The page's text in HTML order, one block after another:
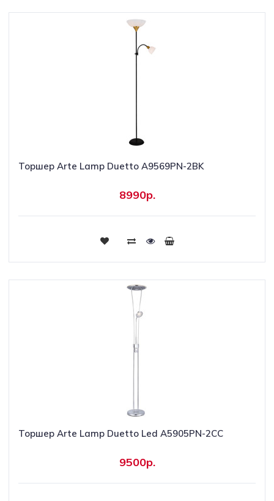
Торшер Arte Lamp Duetto A9569PN-2BK
8990р.
Купить
Торшер Arte Lamp Duetto Led A5905PN-2CC
9500р.